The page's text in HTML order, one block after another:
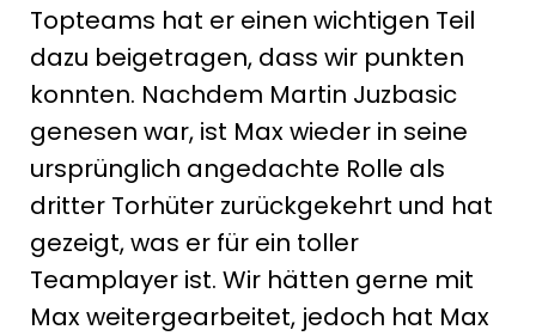
Topteams hat er einen wichtigen Teil
dazu beigetragen, dass wir punkten
konnten. Nachdem Martin Juzbasic
genesen war, ist Max wieder in seine
ursprünglich angedachte Rolle als
dritter Torhüter zurückgekehrt und hat
gezeigt, was er für ein toller
Teamplayer ist. Wir hätten gerne mit
Max weitergearbeitet, jedoch hat Max